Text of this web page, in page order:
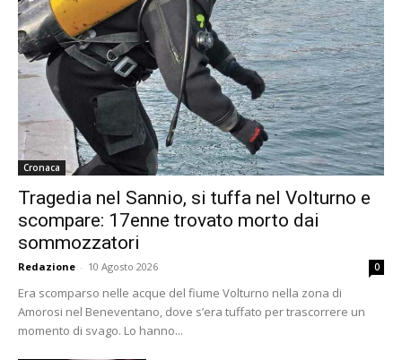
Cronaca
Tragedia nel Sannio, si tuffa nel Volturno e
scompare: 17enne trovato morto dai
sommozzatori
Redazione - 10 Agosto 2026 0
Era scomparso nelle acque del fiume Volturno nella zona di
Amorosi nel Beneventano, dove s’era tuffato per trascorrere un
momento di svago. Lo hanno...